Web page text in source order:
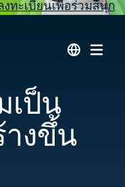
งทะเบียนเพื่อร่วมสนุก
เป็น
งขึ้น